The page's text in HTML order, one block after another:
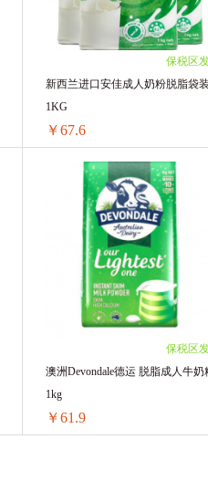
6罐装 ￥474(￥79/单罐)
4罐装 ￥320(￥80/单罐)
保税区
新西兰进口安佳成人奶粉脱脂袋
1KG
￥67.6
1袋 ￥75.62(￥75.62/单袋)
2袋 ￥144.36(￥72.18/单袋)
3袋 ￥213.12(￥71.04/单袋)
4袋 ￥281.84(￥70.46/单袋)
5袋 ￥349.45(￥69.89/单袋)
保税区
澳洲Devondale德运 脱脂成人牛奶
1kg
￥61.9